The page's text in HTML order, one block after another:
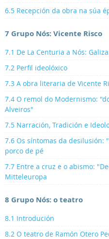
6.5 Recepción da obra na súa
7 Grupo Nós: Vicente Risco
7.1 De La Centuria a Nós:
7.2 Perfil ideolóxico
7.3 A obra literaria de Vicente
7.4 O remol do Modernismo:
Alveiros"
7.5 Narración, Tradición e
7.6 Os síntomas da desilusión:
porco de pé
7.7 Entre a cruz e o abismo:
Mitteleuropa
8 Grupo Nós: o teatro
8.1 Introdución
8.2 O teatro de Ramón Otero